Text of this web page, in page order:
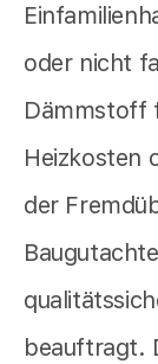
oder nicht
Dämmstoff
Heizkosten
der
beauftragt.